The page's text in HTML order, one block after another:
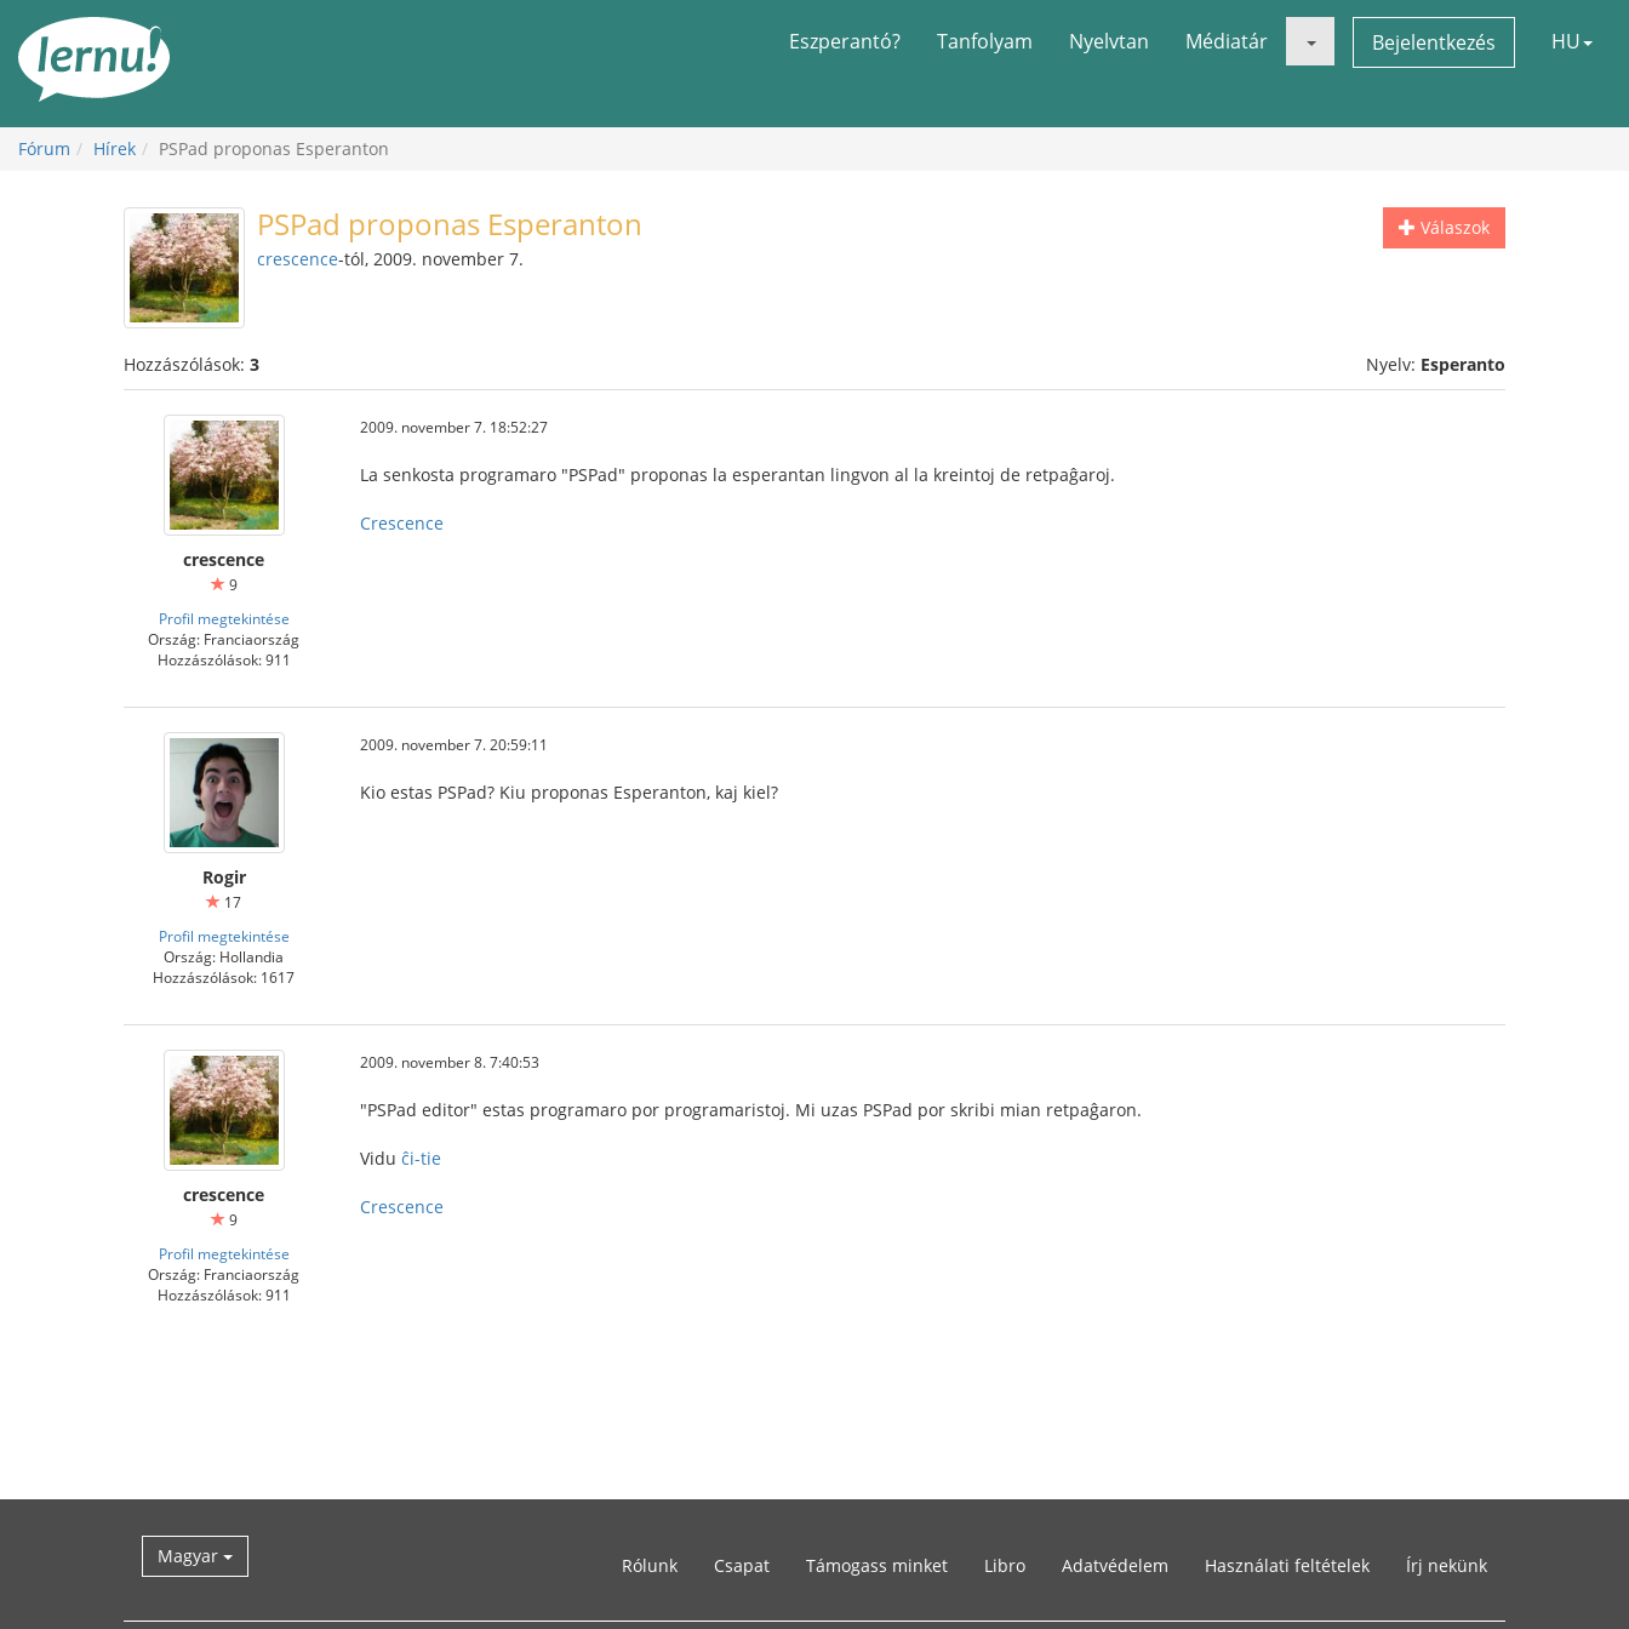
Eszperantó? Tanfolyam Nyelvtan Médiatár Bejelentkezés HU
Fórum Hírek PSPad proponas Esperanton
Válaszok
PSPad proponas Esperanton
crescence-tól, 2009. november 7.
Hozzászólások: 3 Nyelv: Esperanto
crescence
9
Profil megtekintése
Ország: Franciaország
Hozzászólások: 911
2009. november 7. 18:52:27
La senkosta programaro "PSPad" proponas la esperantan lingvon al la kreintoj de retpaĝaroj.
Crescence
Rogir
17
Profil megtekintése
Ország: Hollandia
Hozzászólások: 1617
2009. november 7. 20:59:11
Kio estas PSPad? Kiu proponas Esperanton, kaj kiel?
crescence
9
Profil megtekintése
Ország: Franciaország
Hozzászólások: 911
2009. november 8. 7:40:53
"PSPad editor" estas programaro por programaristoj. Mi uzas PSPad por skribi mian retpaĝaron.
Vidu ĉi-tie
Crescence
Magyar Rólunk Csapat Támogass minket Libro Adatvédelem Használati feltételek Írj nekünk